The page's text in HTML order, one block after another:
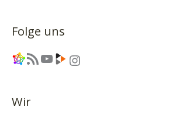
Folge uns
Link RSS-Feed YouTube Link Instagram
Wir